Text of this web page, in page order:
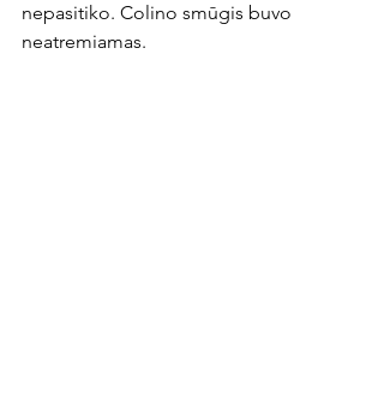
nepasitiko. Colino smūgis buvo
neatremiamas.